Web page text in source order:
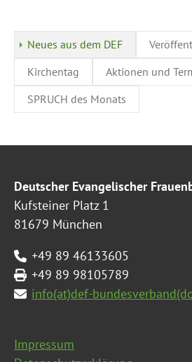
Neues aus dem DEF
Kirchentag
Aktionen und
SPRUCH des Monats
Deutscher Evangelischer
Kufsteiner Platz 1
81679 München
+49 89 46133605
+49 89 98105789
info(at)def-
Impressum